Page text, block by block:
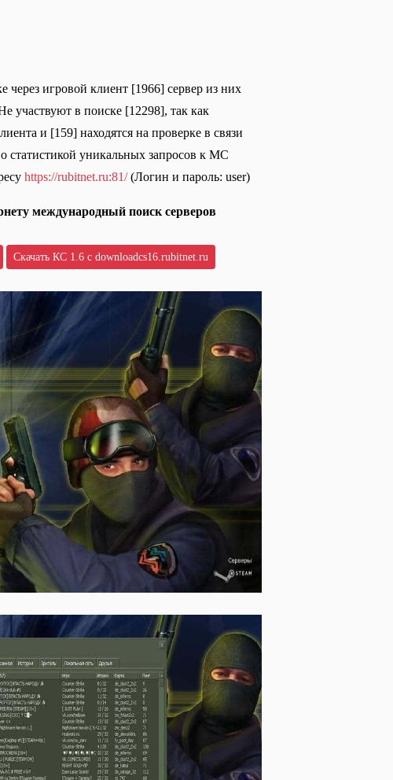
через игровой клиент [1966] сервер из них
участвуют в поиске [12298], так как
и [159] находятся на проверке в связи
статистикой уникальных запросов к МС
https://rubitnet.ru:81/(Логин и пароль: user)
международный поиск серверов
Скачать КС 1.6 с downloadcs16.rubitnet.ru